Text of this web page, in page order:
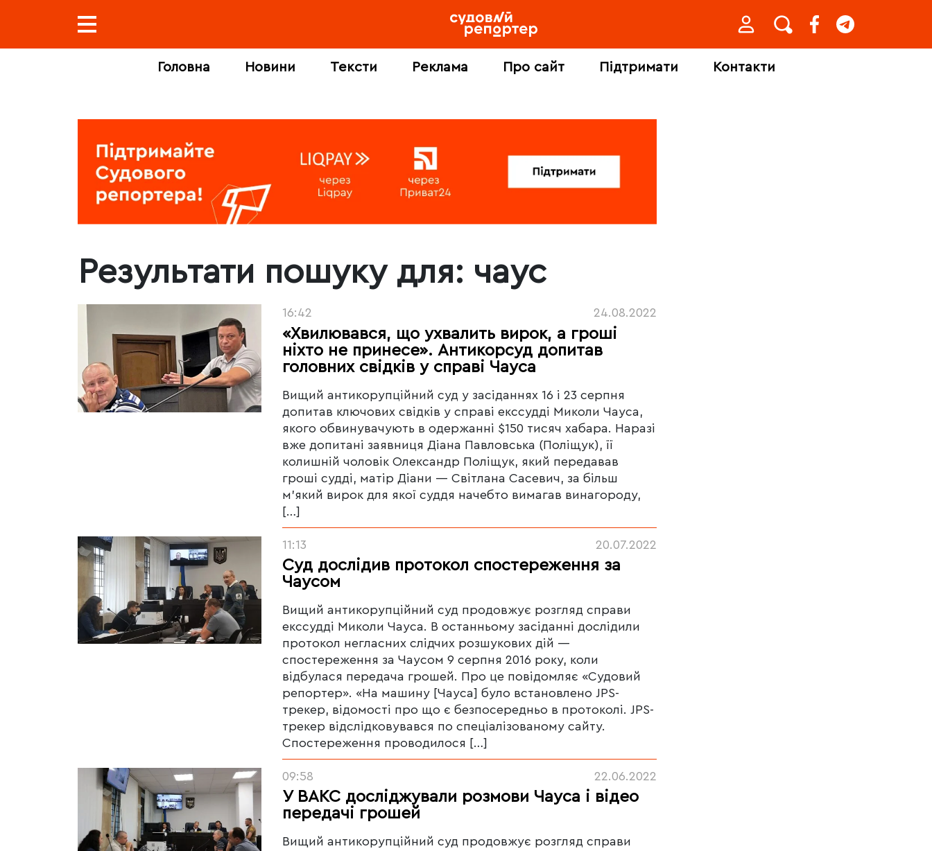
Головна Новини Тексти Реклама Про сайт Підтримати Контакти
Результати пошуку для: чаус
16:42 24.08.2022
«Хвилювався, що ухвалить вирок, а гроші
ніхто не принесе». Антикорсуд допитав
головних свідків у справі Чауса
Вищий антикорупційний суд у засіданнях 16 і 23 серпня
допитав ключових свідків у справі екссудді Миколи Чауса,
якого обвинувачують в одержанні $150 тисяч хабара. Наразі
вже допитані заявниця Діана Павловська (Поліщук), її
колишній чоловік Олександр Поліщук, який передавав
гроші судді, матір Діани — Світлана Сасевич, за більш
м’який вирок для якої суддя начебто вимагав винагороду,
[…]
11:13 20.07.2022
Суд дослідив протокол спостереження за
Чаусом
Вищий антикорупційний суд продовжує розгляд справи
екссудді Миколи Чауса. В останньому засіданні дослідили
протокол негласних слідчих розшукових дій —
спостереження за Чаусом 9 серпня 2016 року, коли
відбулася передача грошей. Про це повідомляє «Судовий
репортер». «На машину [Чауса] було встановлено JPS-
трекер, відомості про що є безпосередньо в протоколі. JPS-
трекер відслідковувався по спеціалізованому сайту.
Спостереження проводилося […]
09:58 22.06.2022
У ВАКС досліджували розмови Чауса і відео
передачі грошей
Вищий антикорупційний суд продовжує розгляд справи